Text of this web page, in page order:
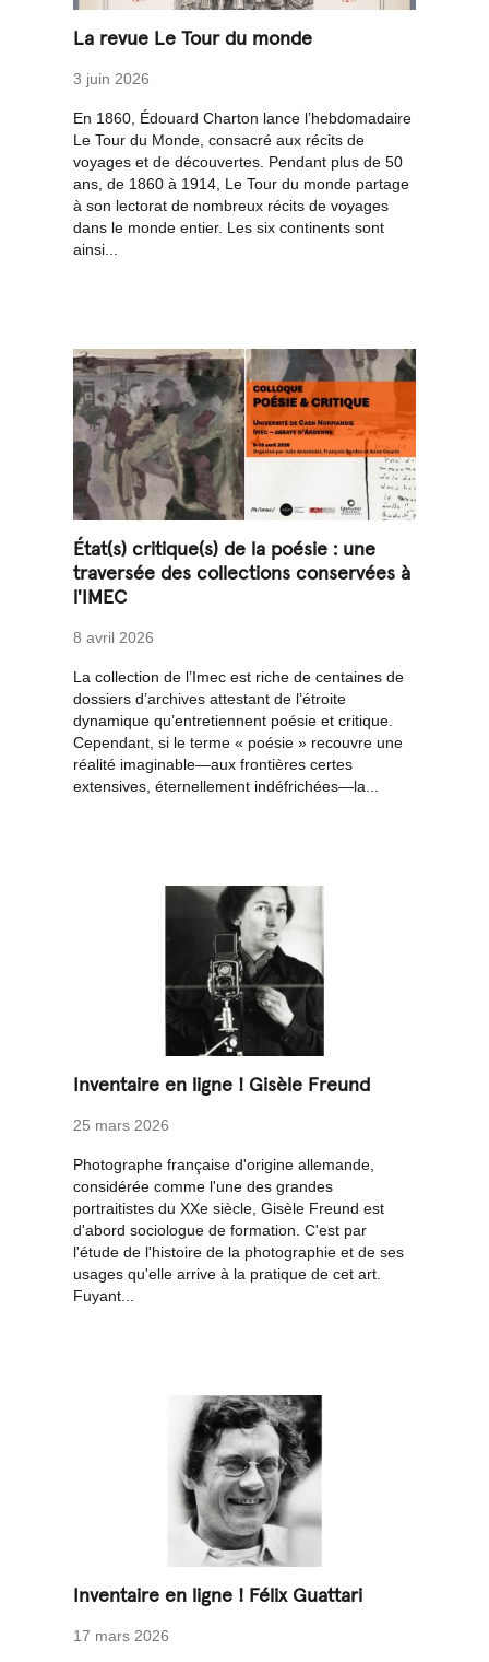
La revue Le Tour du monde
3 juin 2026
En 1860, Édouard Charton lance l’hebdomadaire
Le Tour du Monde, consacré aux récits de
voyages et de découvertes. Pendant plus de 50
ans, de 1860 à 1914, Le Tour du monde partage
à son lectorat de nombreux récits de voyages
dans le monde entier. Les six continents sont
ainsi...
État(s) critique(s) de la poésie : une
traversée des collections conservées à
l'IMEC
8 avril 2026
La collection de l’Imec est riche de centaines de
dossiers d’archives attestant de l’étroite
dynamique qu’entretiennent poésie et critique.
Cependant, si le terme « poésie » recouvre une
réalité imaginable—aux frontières certes
extensives, éternellement indéfrichées—la...
Inventaire en ligne ! Gisèle Freund
25 mars 2026
Photographe française d'origine allemande,
considérée comme l'une des grandes
portraitistes du XXe siècle, Gisèle Freund est
d'abord sociologue de formation. C'est par
l'étude de l'histoire de la photographie et de ses
usages qu'elle arrive à la pratique de cet art.
Fuyant...
Inventaire en ligne ! Félix Guattari
17 mars 2026